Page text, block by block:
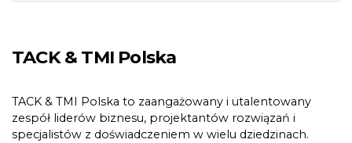
TACK & TMI Polska
TACK & TMI Polska to zaangażowany i utalentowany
zespół liderów biznesu, projektantów rozwiązań i
specjalistów z doświadczeniem w wielu dziedzinach.